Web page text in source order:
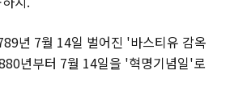
년 7월 14일 벌어진 '바스티유 감옥
년부터 7월 14일을 '혁명기념일'로